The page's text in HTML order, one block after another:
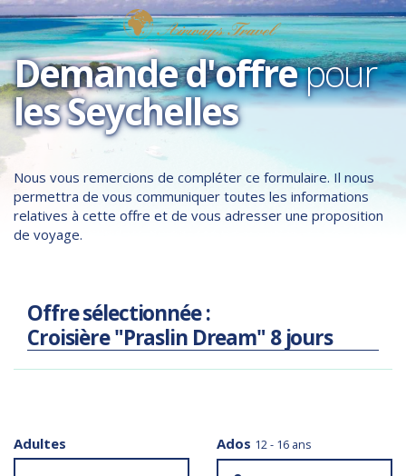
Demande d'offrepour
les Seychelles
Nous vous remercions de compléter ce formulaire. Il nous
permettra de vous communiquer toutes les informations
relatives à cette offre et de vous adresser une proposition
de voyage.
Offre sélectionnée :
Croisière "Praslin Dream" 8 jours
Adultes Ados 12 - 16 ans